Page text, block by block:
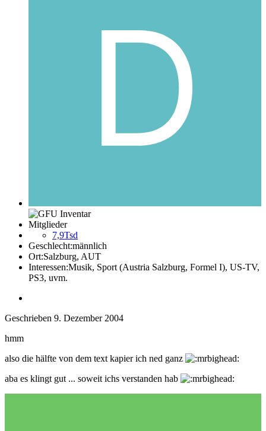
Mitglieder
7,9Tsd
Geschlecht:männlich
Ort:Salzburg, AUT
Interessen:Musik, Sport (Austria Salzburg, Formel I), US-TV,
PS3, uvm.
Geschrieben 9. Dezember 2004
hmm
also die hälfte von dem text kapier ich ned ganz
aba es klingt gut ... soweit ichs verstanden hab